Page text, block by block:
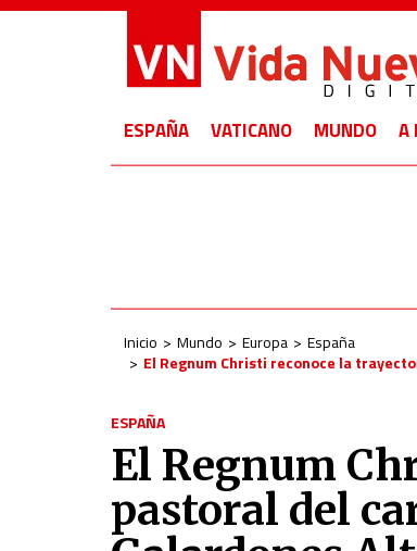
ESPAÑA VATICANO MUNDO A
Inicio Mundo Europa
España
El Regnum Christi reconoce la
ESPAÑA
El Regnum
pastoral del